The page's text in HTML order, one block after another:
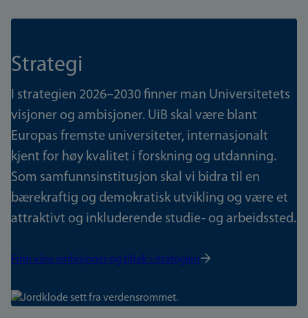
Strategi
I strategien 2026–2030 finner man Universitetets
visjoner og ambisjoner. UiB skal være blant
Europas fremste universiteter, internasjonalt
kjent for høy kvalitet i forskning og utdanning.
Som samfunnsinstitusjon skal vi bidra til en
bærekraftig og demokratisk utvikling og være et
attraktivt og inkluderende studie- og arbeidssted.
Finn våre ambisjoner og tiltak i strategien
Bilde